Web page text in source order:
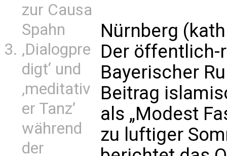
zur Causa
Spahn
‚Dialogpre
digt‘ und
‚meditativ
er Tanz’
während
der
Nürnberg
Der öffentlich-
Bayerischer
Beitrag
als „Modest
zu luftiger